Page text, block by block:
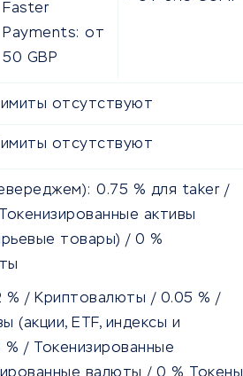
Faster
Payments: от
50 GBP
отсутствуют
отсутствуют
0.75 % для taker /
активы
товары) / 0 %
% / Криптовалюты / 0.05 % /
(акции, ETF, индексы и
% / Токенизированные